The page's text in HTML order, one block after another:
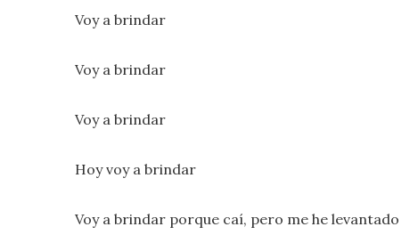
Voy a brindar
Voy a brindar
Voy a brindar
Hoy voy a brindar
Voy a brindar porque caí, pero me he levantado